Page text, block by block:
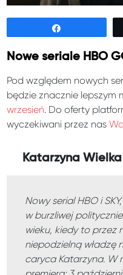
Nowe seriale HBO
Pod względem nowych
będzie znacznie lepszym
wrzesień. Do oferty
wyczekiwani przez nas
Katarzyna
Nowy serial HBO i
w burzliwej
wieku, kiedy to przez
niepodzielną władzę
caryca Katarzyna. W